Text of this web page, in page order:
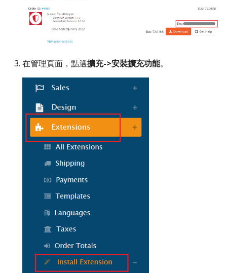
在管理頁面，點選擴充->安裝擴充功能。